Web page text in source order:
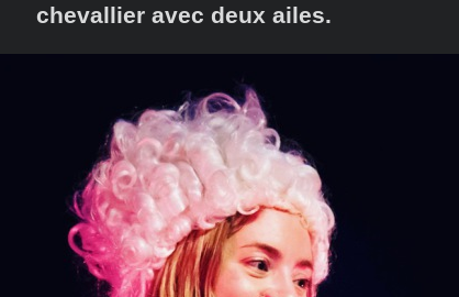
chevallier avec deux ailes.